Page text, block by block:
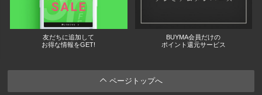
友だちに追加して
お得な情報をGET!
BUYMA会員だけの
ポイント還元サービス
ページトップへ